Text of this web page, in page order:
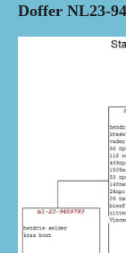
Doffer NL23-